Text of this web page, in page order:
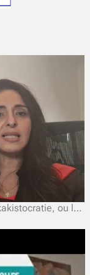
PSE Atos France, la quintessence de la kakistocratie, ou le pouvoir des pires